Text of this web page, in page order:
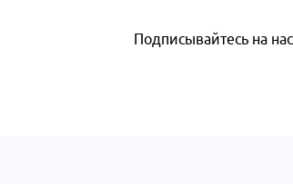
Подписывайтесь на нас